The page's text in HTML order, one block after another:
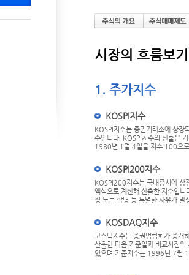
시장의 흐름보기
1. 주가지수
KOSPI지수
KOSPI지수는 증권거래소에 상장
수입니다. KOSPI지수의 산출은
1980년 1월 4일을 지수 100으
KOSPI200지수
KOSPI200지수는 국내증시에 상
액식으로 계산해 산출한 지수입
정 또는 합병 등 특별한 사유가 발
KOSDAQ지수
코스닥지수는 증권업협회가 중개
산출한 다음 기준일과 비교시점
있으며 기준지수는 1996년 7월